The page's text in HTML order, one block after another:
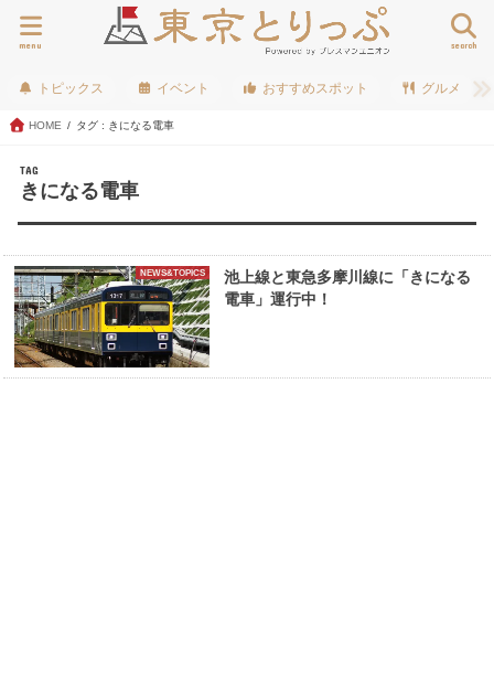
search
menu
トピックス イベント おすすめスポット グルメ
HOME タグ : きになる電車
TAG
きになる電車
NEWS&TOPICS
池上線と東急多摩川線に「きになる
電車」運行中！